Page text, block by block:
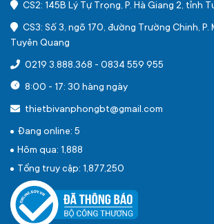
CS2: 145B Lý Tự Trọng, P. Hà Giang 2, tỉnh
CS3: Số 3, ngõ 170, đường Trường Chinh, P.
Tuyên Quang
0219 3.888.368 - 0834 559 955
8:00 - 17: 30 hàng ngày
thietbivanphongbt@gmail.com
Đang online: 5
Hôm qua: 1,888
Tổng truy cập: 1,877,250